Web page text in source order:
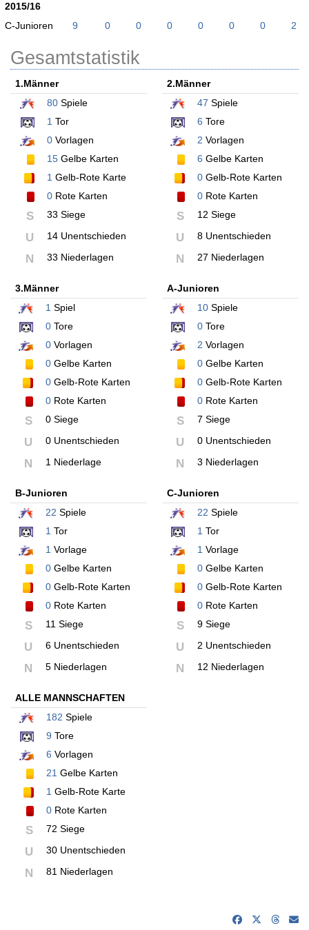
2015/16
C-Junioren
9 0 0 0 0 0 0 2
Gesamtstatistik
1.Männer
80 Spiele
1 Tor
0 Vorlagen
15 Gelbe Karten
1 Gelb-Rote Karte
0 Rote Karten
S 33 Siege
U 14 Unentschieden
N 33 Niederlagen
2.Männer
47 Spiele
6 Tore
2 Vorlagen
6 Gelbe Karten
0Gelb-Rote Karten
0Rote Karten
S 12 Siege
U 8 Unentschieden
N 27 Niederlagen
3.Männer
1 Spiel
0 Tore
0 Vorlagen
0 Gelbe Karten
0 Gelb-Rote Karten
0 Rote Karten
S 0 Siege
U 0 Unentschieden
N 1 Niederlage
A-Junioren
10Spiele
0Tore
2 Vorlagen
0Gelbe Karten
0Gelb-Rote Karten
0Rote Karten
S 7 Siege
U 0 Unentschieden
N 3 Niederlagen
B-Junioren
22 Spiele
1 Tor
1 Vorlage
0 Gelbe Karten
0 Gelb-Rote Karten
0 Rote Karten
S 11 Siege
U 6 Unentschieden
N 5 Niederlagen
C-Junioren
22 Spiele
1 Tor
1 Vorlage
0Gelbe Karten
0Gelb-Rote Karten
0Rote Karten
S 9 Siege
U 2 Unentschieden
N 12 Niederlagen
ALLE MANNSCHAFTEN
182 Spiele
9 Tore
6 Vorlagen
21 Gelbe Karten
1 Gelb-Rote Karte
0 Rote Karten
S 72 Siege
U 30 Unentschieden
N 81 Niederlagen